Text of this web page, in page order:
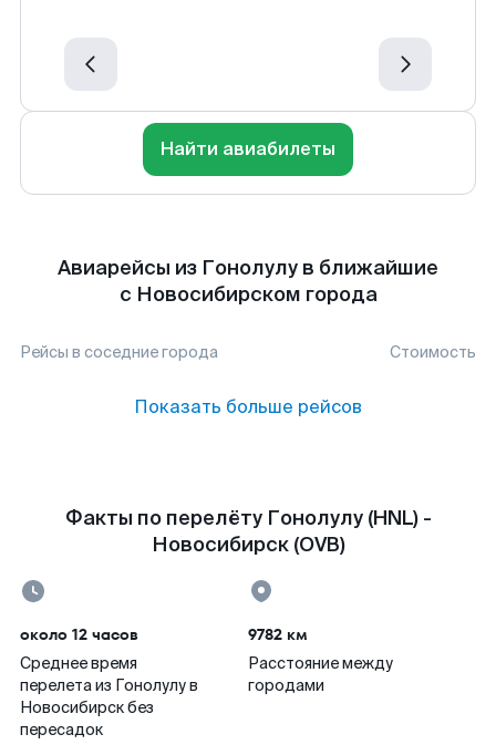
Найти авиабилеты
Авиарейсы из Гонолулу в ближайшие
с Новосибирском города
Рейсы в соседние города Стоимость
Показать больше рейсов
Факты по перелёту Гонолулу (HNL) -
Новосибирск (OVB)
около 12 часов
Среднее время
перелета из Гонолулу в
Новосибирск без
пересадок
9782 км
Расстояние между
городами